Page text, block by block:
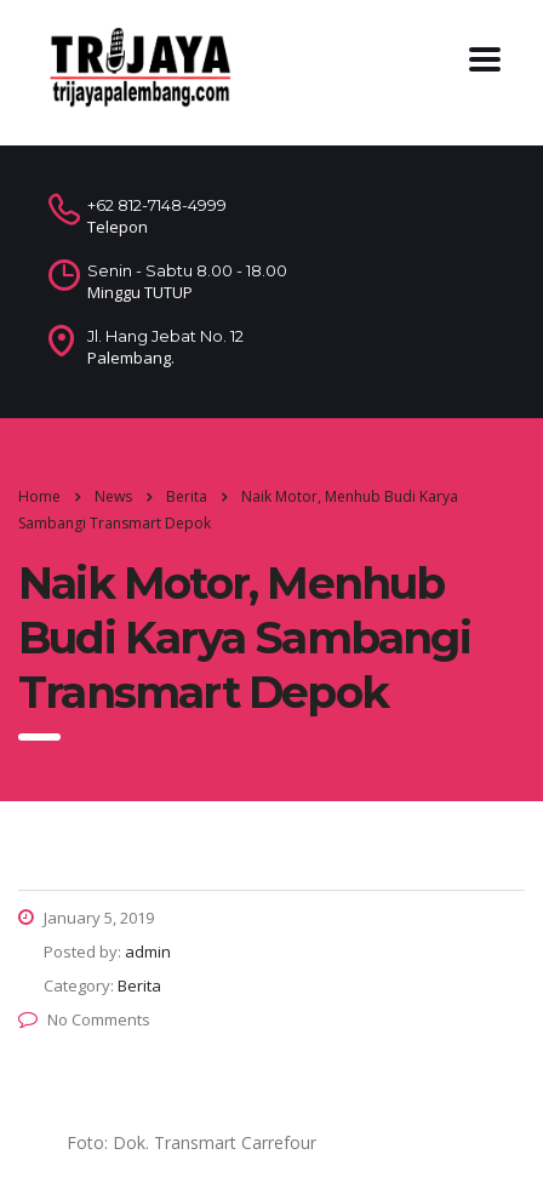
+62 812-7148-4999
Telepon
Senin - Sabtu 8.00 - 18.00
Minggu TUTUP
Jl. Hang Jebat No. 12
Palembang.
Home News Berita
Naik Motor, Menhub Budi Karya
Sambangi Transmart Depok
Naik Motor, Menhub
Budi Karya Sambangi
Transmart Depok
January 5, 2019
Posted by: admin
Category: Berita
No Comments
Foto: Dok. Transmart Carrefour